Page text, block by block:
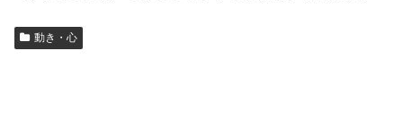
動き・心